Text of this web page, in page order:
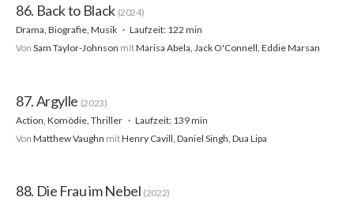
86. Back to Black (2024)
Drama, Biografie, Musik
Laufzeit: 122 min
Von Sam Taylor-Johnson mitMarisa Abela, Jack O'Connell, Eddie Marsan
87. Argylle (2023)
Action, Komödie, Thriller
Laufzeit: 139 min
Von Matthew Vaughn mitHenry Cavill, Daniel Singh, Dua Lipa
88. Die Frau im Nebel (2022)